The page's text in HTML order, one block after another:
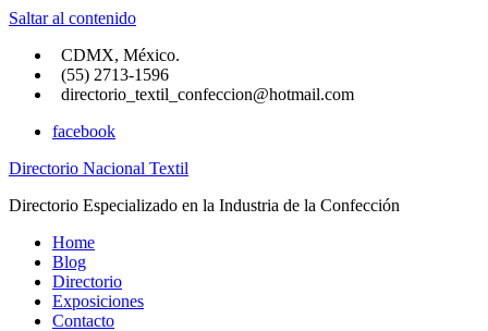
Saltar al contenido
CDMX, México.
(55) 2713-1596
directorio_textil_confeccion@hotmail.com
facebook
Directorio Nacional Textil
Directorio Especializado en la Industria de la Confección
Home
Blog
Directorio
Exposiciones
Contacto